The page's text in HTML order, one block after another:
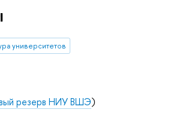
университетов
резерв НИУ ВШЭ)